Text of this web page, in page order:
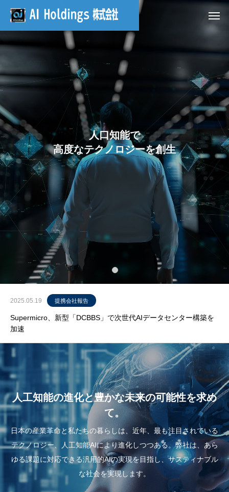
人口知能で
高度なテクノロジーを創生
2025.05.19 提携会社報告
Supermicro、新型「DCBBS」で次世代AIデータセンター構築を
加速
人工知能の進化と豊かな未来の可能性を求め
て。
日本の産業革命と私たちの暮らしは、近年、最も注目されている
テクノロジー、人工知能AIにより進化しつつある。弊社は、あら
ゆる課題に対応できる汎用的AIの実現を目指し、サスティナブル
な社会を実現します。